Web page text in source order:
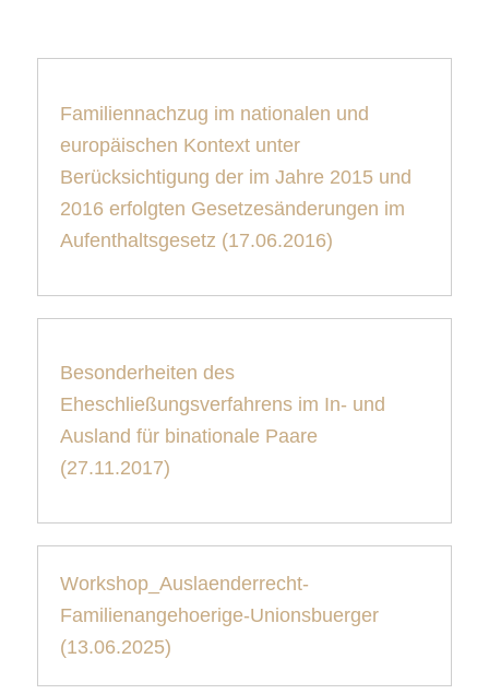
Familiennachzug im nationalen und
europäischen Kontext unter
Berücksichtigung der im Jahre 2015 und
2016 erfolgten Gesetzesänderungen im
Aufenthaltsgesetz (17.06.2016)
Besonderheiten des
Eheschließungsverfahrens im In- und
Ausland für binationale Paare
(27.11.2017)
Workshop_Auslaenderrecht-
Familienangehoerige-Unionsbuerger
(13.06.2025)